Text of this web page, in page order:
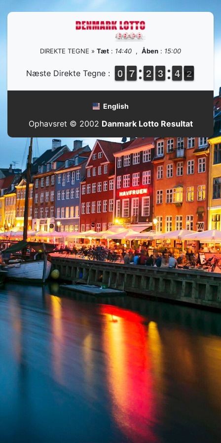
DIREKTE TEGNE » Tæt : 14:40 , Åben : 15:00
Næste Direkte Tegne : 9
9
0
0 6
6
7
7 1
1
2
2 2
2
3
3 3
3
4
4 2
1
1
English
Ophavsret © 2002 Danmark Lotto Resultat